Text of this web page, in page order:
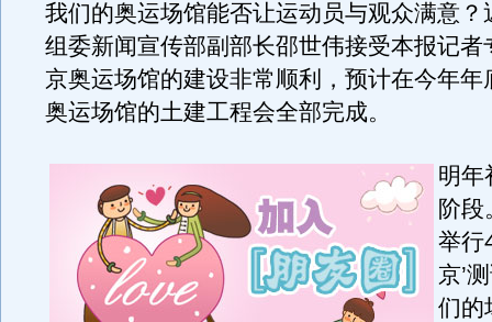
我们的奥运场馆能否让运动员与观众满意？
组委新闻宣传部副部长邵世伟接受本报记者
京奥运场馆的建设非常顺利，预计在今年年
奥运场馆的土建工程会全部完成。
明年
阶段
举行
京’
们的